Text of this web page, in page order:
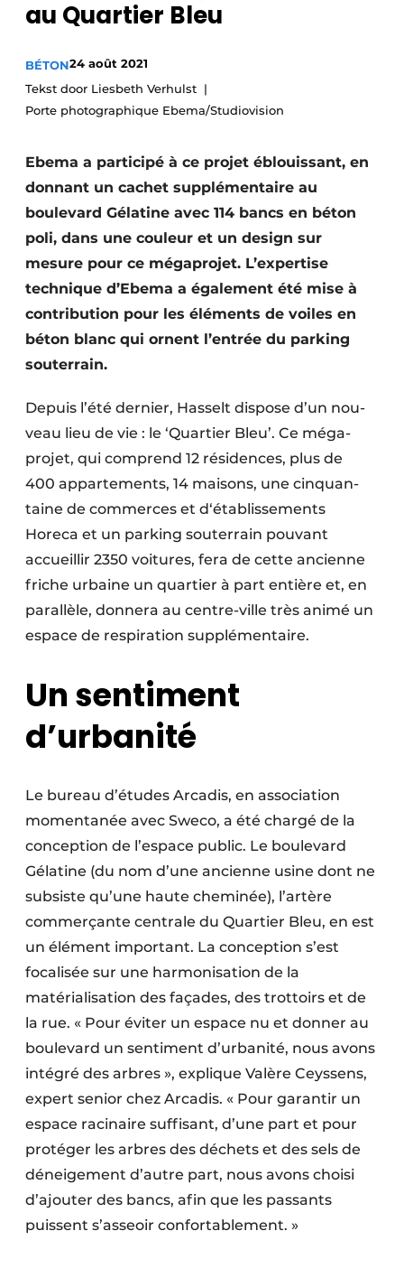
Termes et conditions
Contrôle d’accès
Éclairage
Fondations
Façades
Géotextiles
Protection solaire
Rénovation
Sécurité incendie
Software
Techniques ferroviaires
Travaux ferroviaires
au Quartier Bleu
BÉTON24 août 2021
Tekst door Liesbeth Verhulst
Porte photographique Ebema/Studiovision
Ebema a participé à ce projet éblouissant, en
donnant un cachet supplémentaire au
boulevard Gélatine avec 114 bancs en béton
poli, dans une couleur et un design sur
mesure pour ce mégaprojet. L’expertise
technique d’Ebema a également été mise à
contribution pour les éléments de voiles en
béton blanc qui ornent l’entrée du parking
souterrain.
Depuis l’été dernier, Hasselt dispose d’un nou­
veau lieu de vie : le ‘Quartier Bleu’. Ce méga­
projet, qui comprend 12 résidences, plus de
400 apparte­ments, 14 maisons, une cinquan­
taine de commerces et d‘établisse­ments
Horeca et un parking souter­rain pouvant
accueillir 2350 voitures, fera de cette ancienne
friche urbaine un quartier à part entière et, en
parallèle, donnera au centre-ville très animé un
espace de respiration supplémentaire.
Un sentiment
d’urbanité
Le bureau d’études Arcadis, en association
momentanée avec Sweco, a été chargé de la
conception de l’espace public. Le boulevard
Gélatine (du nom d’une ancienne usine dont ne
subsiste qu’une haute cheminée), l’artère
commerçante centrale du Quartier Bleu, en est
un élément important. La conception s’est
focalisée sur une harmonisation de la
matérialisation des façades, des trottoirs et de
la rue. « Pour éviter un espace nu et donner au
boulevard un sentiment d’urbanité, nous avons
intégré des arbres », explique Valère Ceyssens,
expert senior chez Arcadis. « Pour garantir un
espace racinaire suffisant, d’une part et pour
protéger les arbres des déchets et des sels de
déneigement d’autre part, nous avons choisi
d’ajouter des bancs, afin que les passants
puissent s’asseoir confortablement. »